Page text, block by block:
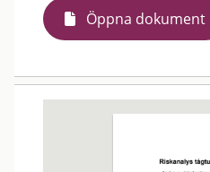
Öppna dokument